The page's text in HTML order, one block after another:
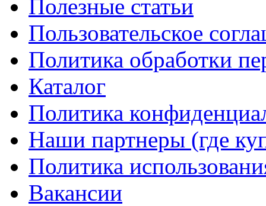
Полезные статьи
Пользовательское
Политика обработки
Каталог
Политика
Наши партнеры (где
Политика
Вакансии